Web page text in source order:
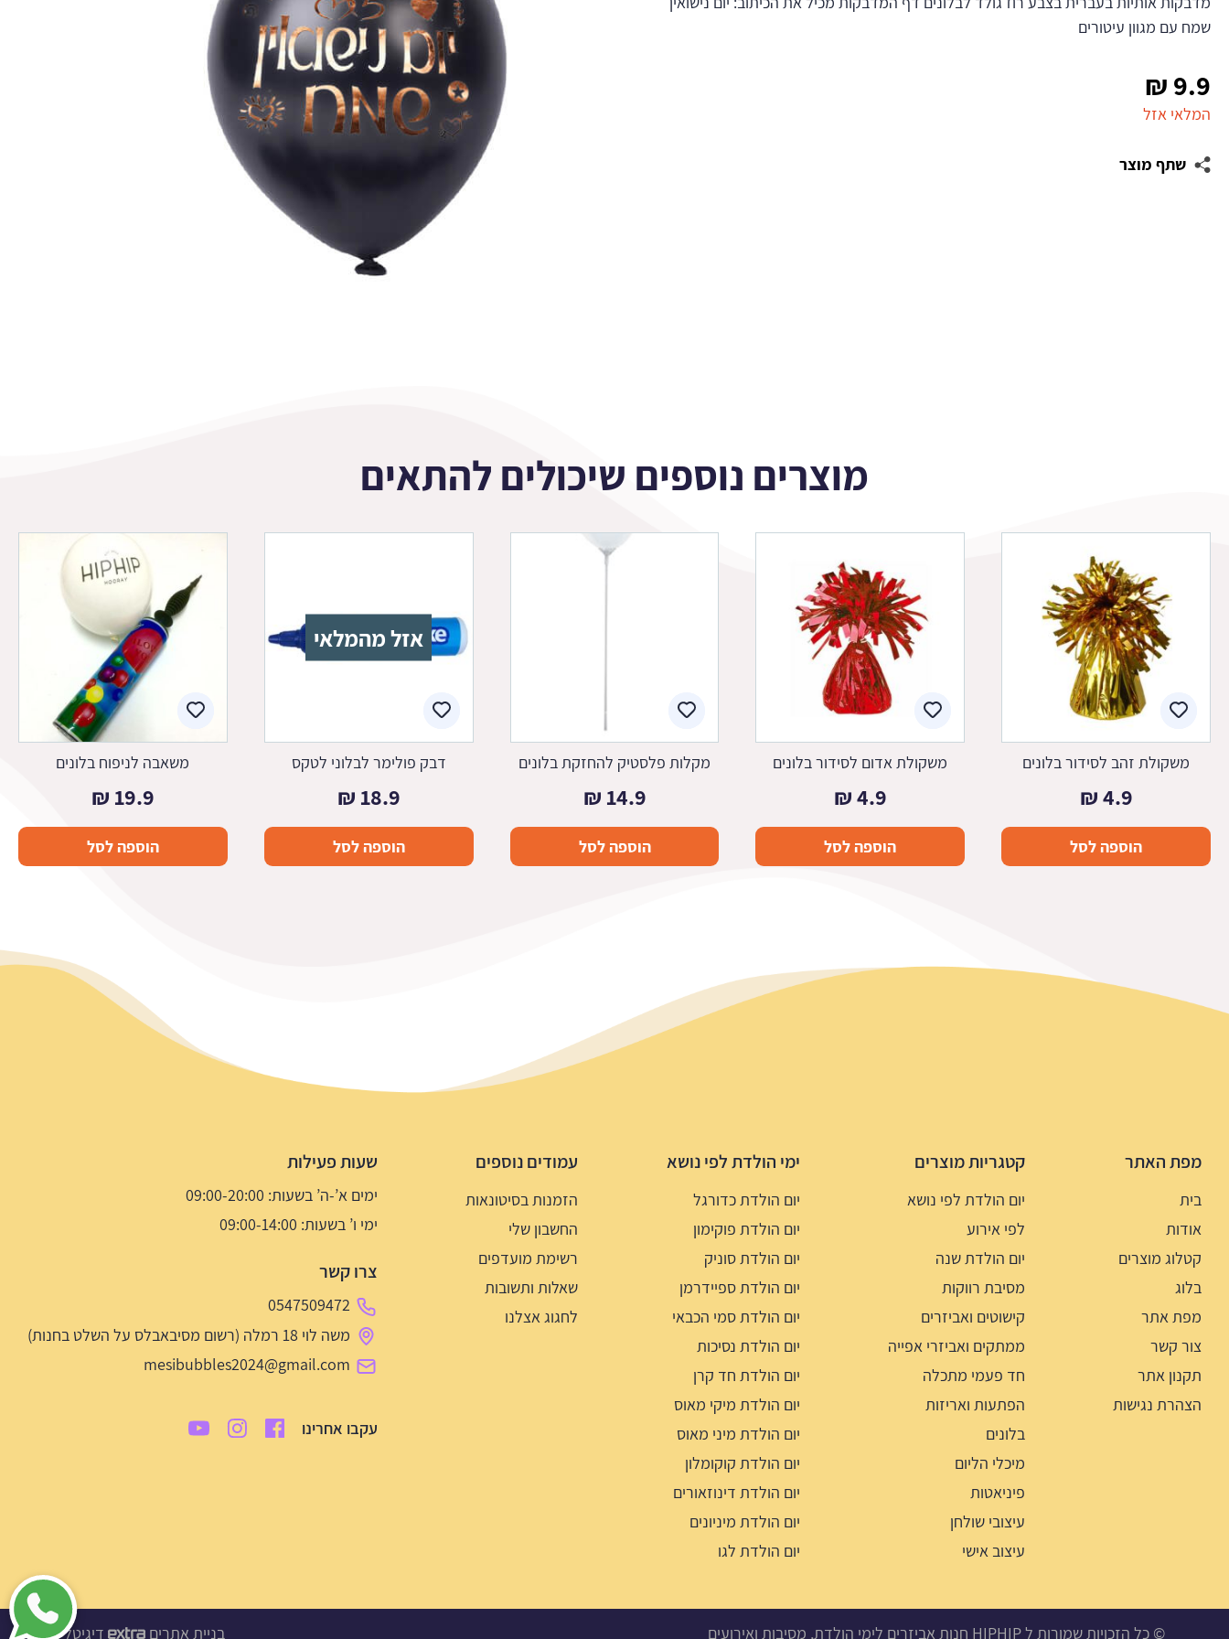
שמח עם מגוון עיטורים
9.9
₪
המלאי אזל
שתף מוצר
מוצרים נוספים שיכולים להתאים
משקולת זהב לסידור בלונים
4.9
₪
הוספה לסל
משקולת אדום לסידור בלונים
4.9
₪
הוספה לסל
מקלות פלסטיק להחזקת בלונים
14.9
₪
הוספה לסל
אזל מהמלאי
דבק פולימר לבלוני לטקס
18.9
₪
הוספה לסל
משאבה לניפוח בלונים
19.9
₪
הוספה לסל
מפת האתר
בית
אודות
קטלוג מוצרים
בלוג
מפת אתר
צור קשר
תקנון אתר
הצהרת נגישות
קטגריות מוצרים
יום הולדת לפי נושא
לפי אירוע
יום הולדת שנה
מסיבת רווקות
קישוטים ואביזרים
ממתקים ואביזרי אפייה
חד פעמי מתכלה
הפתעות ואריזות
בלונים
מיכלי הליום
פיניאטות
עיצובי שולחן
עיצוב אישי
ימי הולדת לפי נושא
יום הולדת כדורגל
יום הולדת פוקימון
יום הולדת סוניק
יום הולדת ספיידרמן
יום הולדת סמי הכבאי
יום הולדת נסיכות
יום הולדת חד קרן
יום הולדת מיקי מאוס
יום הולדת מיני מאוס
יום הולדת קוקומלון
יום הולדת דינוזאורים
יום הולדת מיניונים
יום הולדת לגו
עמודים נוספים
הזמנות בסיטונאות
החשבון שלי
רשימת מועדפים
שאלות ותשובות
לחגוג אצלנו
שעות פעילות
ימים א’-ה’ בשעות: 09:00-20:00
ימי ו’ בשעות: 09:00-14:00
צרו קשר
0547509472
משה לוי 18 רמלה (רשום מסיבאבלס על השלט בחנות)
mesibubbles2024@gmail.com
עקבו אחרינו
© כל הזכויות שמורות ל HIPHIP חנות אביזרים לימי הולדת, מסיבות ואירועים בניית אתרים דיגיטל